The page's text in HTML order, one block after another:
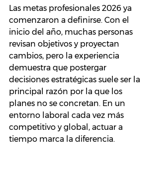
Las metas profesionales 2026 ya
comenzaron a definirse. Con el
inicio del año, muchas personas
revisan objetivos y proyectan
cambios, pero la experiencia
demuestra que postergar
decisiones estratégicas suele ser la
principal razón por la que los
planes no se concretan. En un
entorno laboral cada vez más
competitivo y global, actuar a
tiempo marca la diferencia.